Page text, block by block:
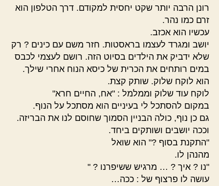
רונן הרבה יותר שקט יחסית למקודם. דרך הטלפון הוא
זרם כמו נהר.
עכשיו הוא אכזב.
יושב ומגרד לעצמו בראסטות. חזר משם עם כינים ? רק
שלא ידביק את הילדים בסיוט הזה. רושם לעצמי לכבס
במים רותחים את הכרית של כיסא הנוח אחרי שילך.
הוא לוקח שלוק. שותק קצת.
לוקח עוד שלוק וממלמל : "אח, החיים חרא"
במקום להסתכל לי בעיניים הוא מסתכל על הנוף.
גם כן נוף, כולה הבניין הסמוך שחוסם לנו את הבריזה.
וככה יושבים ושותקים ביחד.
"התקנת בסוף ?" הוא שואל
מהנהן לו.
"נו ? איך ? … מרגיש ששיפרנו ? "
עושה לו פרצוף של : ככה…